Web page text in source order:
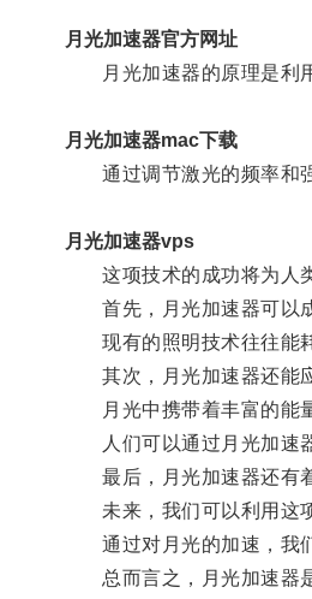
月光加速器官方网址
月光加速器的原理是利用
月光加速器mac下载
通过调节激光的频率和强
月光加速器vps
这项技术的成功将为人类
首先，月光加速器可以成
现有的照明技术往往能耗
其次，月光加速器还能应
月光中携带着丰富的能量
人们可以通过月光加速器
最后，月光加速器还有着
未来，我们可以利用这项
通过对月光的加速，我们
总而言之，月光加速器是